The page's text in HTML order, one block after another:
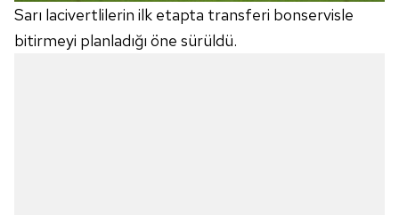
Sarı lacivertlilerin ilk etapta transferi bonservisle
bitirmeyi planladığı öne sürüldü.